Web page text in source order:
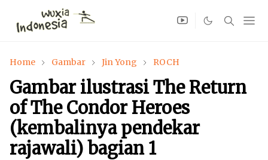
Home Gambar Jin Yong ROCH
Gambar ilustrasi The Return
of The Condor Heroes
(kembalinya pendekar
rajawali) bagian 1